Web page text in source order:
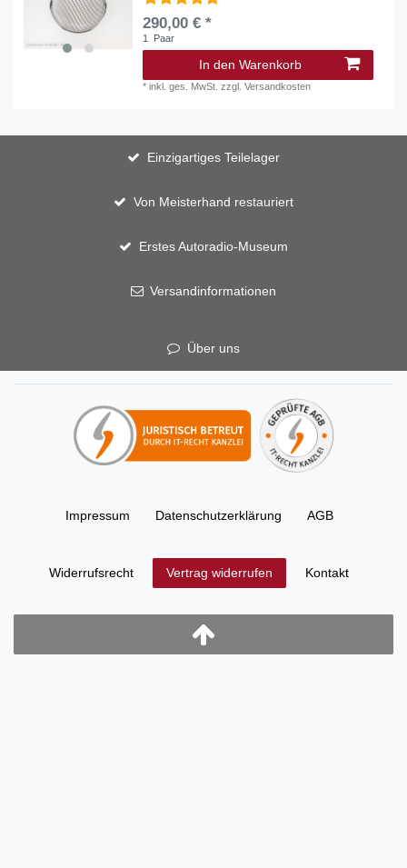
290,00 € *
1 Paar
In den Warenkorb
*inkl. ges. MwSt. zzgl.Versandkosten
Einzigartiges Teilelager
Von Meisterhand restauriert
Erstes Autoradio-Museum
Versandinformationen
Über uns
Impressum Daten­schutz­erklärung AGB
Widerrufs­recht Vertrag widerrufen Kontakt